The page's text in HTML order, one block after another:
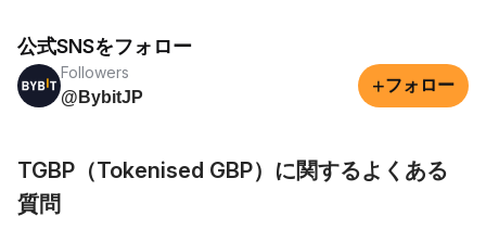
公式SNSをフォロー
Followers
@BybitJP
+フォロー
TGBP（Tokenised GBP）に関するよくある
質問